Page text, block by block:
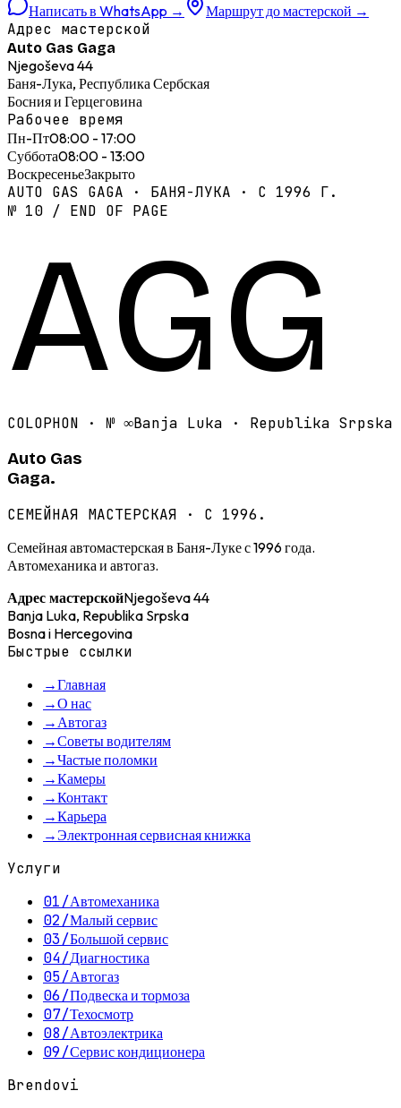
Написать в WhatsApp → Маршрут до мастерской →
Адрес мастерской
Auto Gas Gaga
Njegoševa 44
Баня-Лука, Республика Сербская
Босния и Герцеговина
Рабочее время
Пн-Пт08:00 - 17:00
Суббота08:00 - 13:00
ВоскресеньеЗакрыто
AUTO GAS GAGA · БАНЯ-ЛУКА · С 1996 Г.
№ 10 / END OF PAGE
AGG
COLOPHON · № ∞Banja Luka · Republika Srpska
Auto Gas
Gaga.
СЕМЕЙНАЯ МАСТЕРСКАЯ · С 1996.
Семейная автомастерская в Баня-Луке с 1996 года.
Автомеханика и автогаз.
Адрес мастерскойNjegoševa 44
Banja Luka, Republika Srpska
Bosna i Hercegovina
Быстрые ссылки
→Главная
→О нас
→Автогаз
→Советы водителям
→Частые поломки
→Камеры
→Контакт
→Карьера
→Электронная сервисная книжка
Услуги
01/Автомеханика
02/Малый сервис
03/Большой сервис
04/Диагностика
05/Автогаз
06/Подвеска и тормоза
07/Техосмотр
08/Автоэлектрика
09/Сервис кондиционера
Brendovi